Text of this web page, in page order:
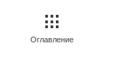
Оглавление